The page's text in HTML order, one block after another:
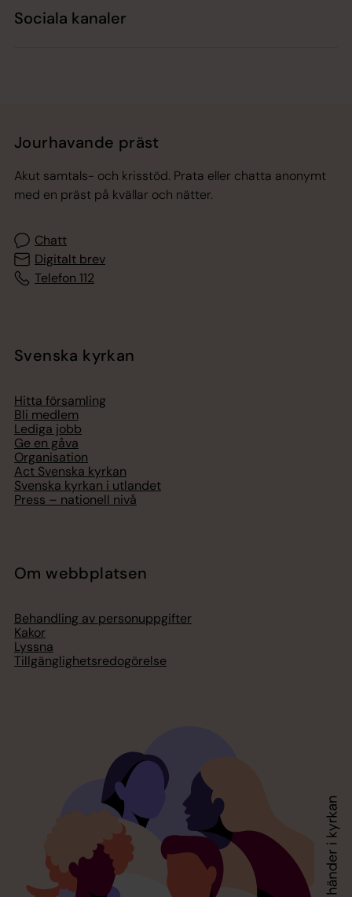
Sociala kanaler
Jourhavande präst
Akut samtals- och krisstöd. Prata eller chatta anonymt
med en präst på kvällar och nätter.
Chatt
Digitalt brev
Telefon 112
Svenska kyrkan
Hitta församling
Bli medlem
Lediga jobb
Ge en gåva
Organisation
Act Svenska kyrkan
Svenska kyrkan i utlandet
Press – nationell nivå
Om webbplatsen
Behandling av personuppgifter
Kakor
Lyssna
Tillgänglighetsredogörelse